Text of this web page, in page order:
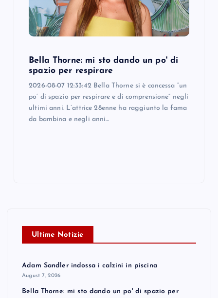
Bella Thorne: mi sto dando un po' di
spazio per respirare
2026-08-07 12:33:42 Bella Thorne si è concessa “un
po’ di spazio per respirare e di comprensione” negli
ultimi anni. L’attrice 28enne ha raggiunto la fama
da bambina e negli anni…
Ultime Notizie
Adam Sandler indossa i calzini in piscina
August 7, 2026
Bella Thorne: mi sto dando un po' di spazio per